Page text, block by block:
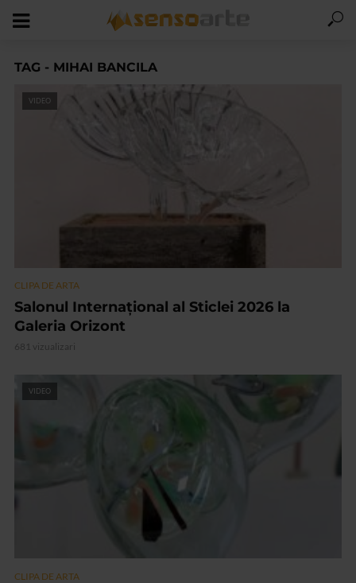
TAG - MIHAI BANCILA
VIDEO
CLIPA DE ARTA
Salonul Internațional al Sticlei 2026 la
Galeria Orizont
681 vizualizari
VIDEO
CLIPA DE ARTA